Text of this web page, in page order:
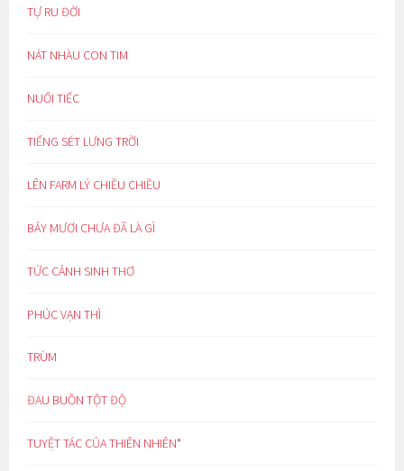
TỰ RU ĐỜI
NÁT NHÀU CON TIM
NUỐI TIẾC
TIẾNG SÉT LƯNG TRỜI
LÊN FARM LÝ CHIỀU CHIỀU
BẢY MƯƠI CHƯA ĐÃ LÀ GÌ
TỨC CẢNH SINH THƠ
PHÚC VẠN THÌ
TRÙM
ĐAU BUỒN TỘT ĐỘ
TUYỆT TÁC CỦA THIÊN NHIÊN*